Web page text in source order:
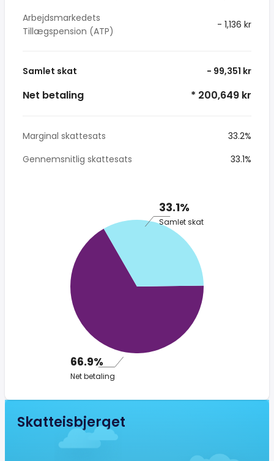
Arbejdsmarkedets
Tillægspension (ATP)
- 1,136 kr
Samlet skat - 99,351 kr
Net betaling * 200,649 kr
Marginal skattesats
33.2%
Gennemsnitlig skattesats
33.1%
33.1%
Samlet skat
66.9%
Net betaling
Skatteisbjerget